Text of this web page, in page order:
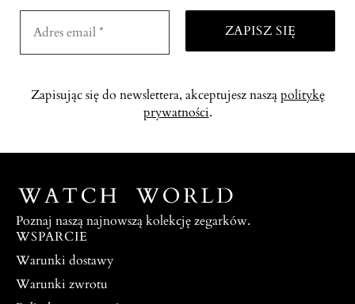
Zapisując się do newslettera, akceptujesz nasząpolitykę
prywatności.
Poznaj naszą najnowszą kolekcję zegarków.
WSPARCIE
Warunki dostawy
Warunki zwrotu